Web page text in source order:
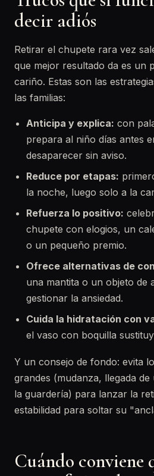
decir adiós
Retirar el chupete rara vez
que mejor resultado da es un
cariño. Estas son las
las familias:
Anticipa y explica: con
prepara al niño días antes
desaparecer sin aviso.
Reduce por etapas:
la noche, luego solo a la
Refuerza lo positivo:
chupete con elogios, un
o un pequeño premio.
Ofrece alternativas de
una mantita o un objeto de
gestionar la ansiedad.
Cuida la hidratación con
el vaso con boquilla
Y un consejo de fondo: evita
grandes (mudanza, llegada
la guardería) para lanzar la
estabilidad para soltar su
Cuándo conviene